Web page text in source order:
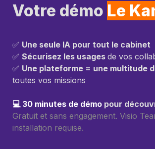
Votre démo Le
✅ Une seule IA pour tout le cabinet
✅ Sécurisez les usages de vos
✅ Une plateforme = une multitude
toutes vos missions
💻 30 minutes de démo pour
Gratuit et sans engagement. Visio
installation requise.